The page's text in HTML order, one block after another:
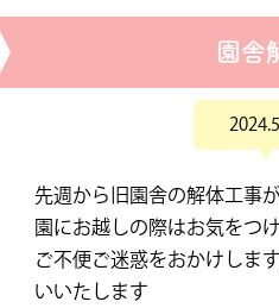
園舎
先週から旧園舎の解体工事
園にお越しの際はお気をつけ
ご不便ご迷惑をおかけしま
いいたします